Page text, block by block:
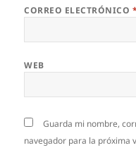
CORREO ELECTRÓNICO *
WEB
Guarda mi nombre,
navegador para la próxima